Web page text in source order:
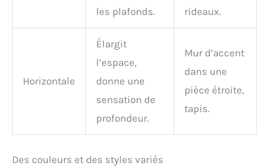
les plafonds.
rideaux.
Horizontale
Élargit
l’espace,
donne une
sensation de
profondeur.
Mur d’accent
dans une
pièce étroite,
tapis.
Des couleurs et des styles variés